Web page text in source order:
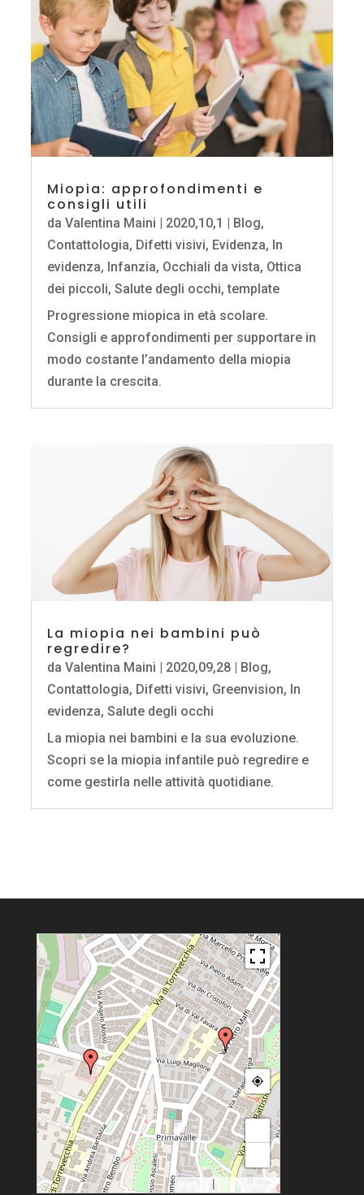
Miopia: approfondimenti e
consigli utili
daValentina Maini 2020,10,1 Blog,
Contattologia, Difetti visivi, Evidenza, In
evidenza, Infanzia, Occhiali da vista, Ottica
dei piccoli,Salute degli occhi,template
Progressione miopica in età scolare.
Consigli e approfondimenti per supportare in
modo costante l’andamento della miopia
durante la crescita.
La miopia nei bambini può
regredire?
daValentina Maini 2020,09,28 Blog,
Contattologia, Difetti visivi, Greenvision, In
evidenza,Salute degli occhi
La miopia nei bambini e la sua evoluzione.
Scopri se la miopia infantile può regredire e
come gestirla nelle attività quotidiane.
© OpenStreetMap